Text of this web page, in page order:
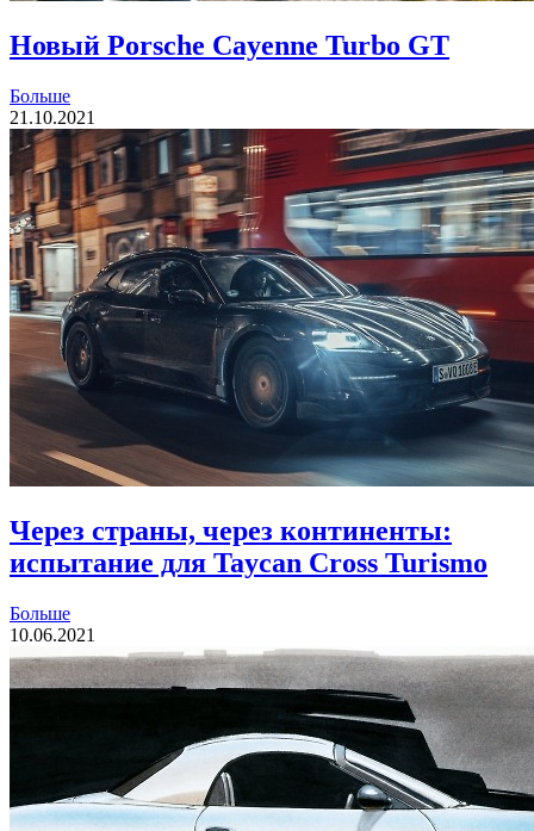
Новый Porsche Cayenne Turbo GT
Больше
21.10.2021
Через страны, через континенты:
испытание для Taycan Cross Turismo
Больше
10.06.2021